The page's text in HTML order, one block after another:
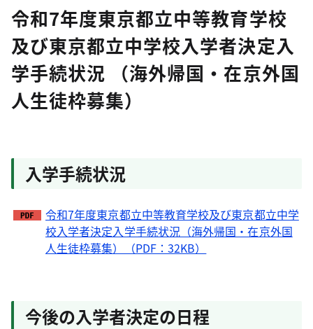
令和7年度東京都立中等教育学校
及び東京都立中学校入学者決定入
学手続状況 （海外帰国・在京外国
人生徒枠募集）
入学手続状況
令和7年度東京都立中等教育学校及び東京都立中学
校入学者決定入学手続状況（海外帰国・在京外国
人生徒枠募集）（PDF：32KB）
今後の入学者決定の日程